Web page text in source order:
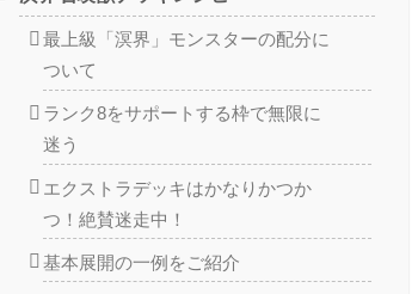
最上級「溟界」モンスターの配分に
ついて
ランク8をサポートする枠で無限に
迷う
エクストラデッキはかなりかつか
つ！絶賛迷走中！
基本展開の一例をご紹介